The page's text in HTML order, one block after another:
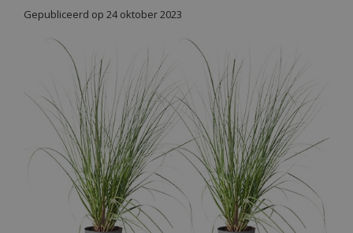
Gepubliceerd op 24 oktober 2023